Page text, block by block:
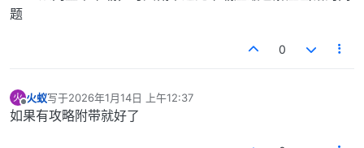
题
0
火
离线
火蚁写于2026年1月14日 上午12:37
最后由 编辑
如果有攻略附带就好了